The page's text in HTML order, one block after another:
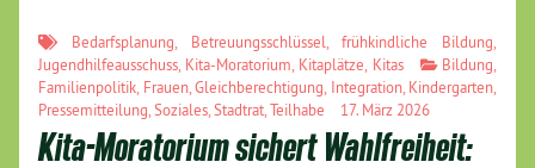
Bedarfsplanung Betreuungsschlüssel ,frühkindliche Bildung
Jugendhilfeausschuss Kita-Moratorium Kitaplätze Kitas Bildung
Familienpolitik Frauen, Gleichberechtigung Integration, Kindergarten
Pressemitteilung Soziales Stadtrat Teilhabe 17. März 2026
Kita-Moratorium sichert Wahlfreiheit: